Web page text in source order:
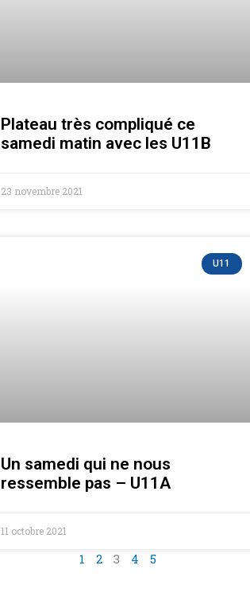
Plateau très compliqué ce
samedi matin avec les U11B
23 novembre 2021
U11
Un samedi qui ne nous
ressemble pas – U11A
11 octobre 2021
1 2 3 4 5